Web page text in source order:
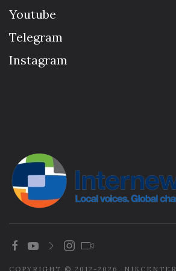
Youtube
Telegram
Instagram